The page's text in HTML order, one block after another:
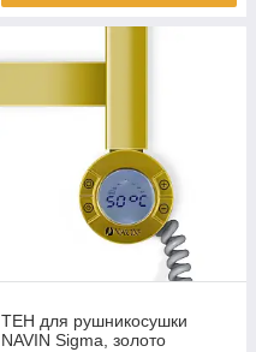
ТЕН для рушникосушки
NAVIN Sigma, золото